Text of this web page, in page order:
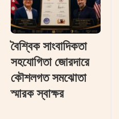
বৈশ্বিক সাংবাদিকতা
সহযোগিতা জোরদারে
কৌশলগত সমঝোতা
স্মারক স্বাক্ষর